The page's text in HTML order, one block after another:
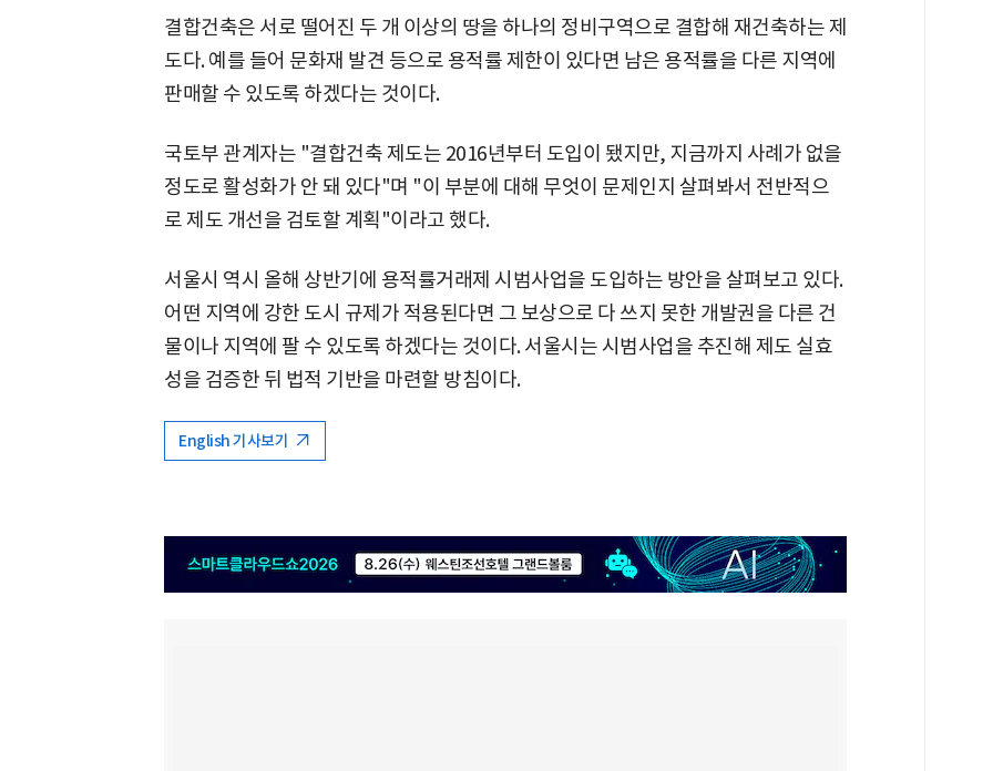
결합건축은 서로 떨어진 두 개 이상의 땅을 하나의 정비구역으로 결합해 재건축하는 제
도다. 예를 들어 문화재 발견 등으로 용적률 제한이 있다면 남은 용적률을 다른 지역에
판매할 수 있도록 하겠다는 것이다.
국토부 관계자는 "결합건축 제도는 2016년부터 도입이 됐지만, 지금까지 사례가 없을
정도로 활성화가 안 돼 있다"며 "이 부분에 대해 무엇이 문제인지 살펴봐서 전반적으
로 제도 개선을 검토할 계획"이라고 했다.
서울시 역시 올해 상반기에 용적률거래제 시범사업을 도입하는 방안을 살펴보고 있다.
어떤 지역에 강한 도시 규제가 적용된다면 그 보상으로 다 쓰지 못한 개발권을 다른 건
물이나 지역에 팔 수 있도록 하겠다는 것이다. 서울시는 시범사업을 추진해 제도 실효
성을 검증한 뒤 법적 기반을 마련할 방침이다.
English 기사보기